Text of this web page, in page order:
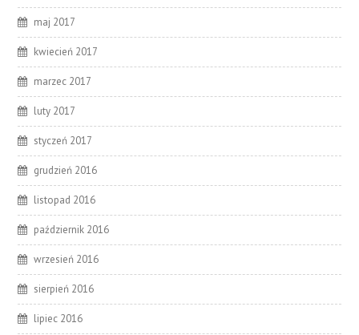
maj 2017
kwiecień 2017
marzec 2017
luty 2017
styczeń 2017
grudzień 2016
listopad 2016
październik 2016
wrzesień 2016
sierpień 2016
lipiec 2016